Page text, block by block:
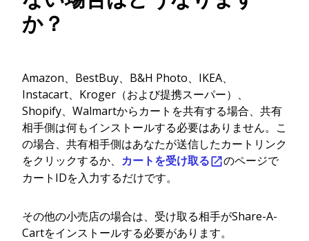
か？
Amazon、BestBuy、B&H Photo、IKEA、
Instacart、Kroger（および提携スーパー）、
Shopify、Walmartからカートを共有する場合、共有
相手側は何もインストールする必要はありません。こ
の場合、共有相手側はあなたが送信したカートリンク
をクリックするか、 カートを受け取る
のページで
カートIDを入力するだけです。
その他の小売店の場合は、受け取る相手がShare-A-
Cartをインストールする必要があります。